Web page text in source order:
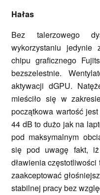
Hałas
Bez talerzowego
wykorzystaniu jedynie
chipu graficznego
bezszelestnie.
aktywacji dGPU.
mieściło się w
początkowa wartość
44 dB to dużo jak na
pod maksymalnym
się pod uwagę fakt,
dławienia
zaakceptować
stabilnej pracy bez